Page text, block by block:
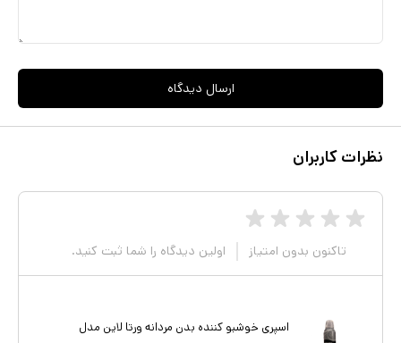
ارسال دیدگاه
نظرات کاربران
تاکنون بدون امتیاز اولین دیدگاه را شما ثبت کنید.
اسپری خوشبو کننده بدن مردانه ورتا لاین مدل